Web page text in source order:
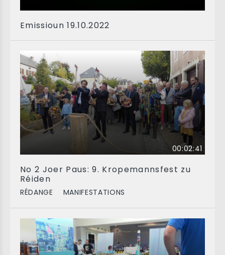
Emissioun 19.10.2022
00:02:41
No 2 Joer Paus: 9. Kropemannsfest zu
Réiden
RÉDANGE MANIFESTATIONS